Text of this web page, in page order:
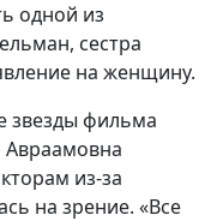
одной из
сестра
на женщину.
звезды фильма
Авраамовна
из-за
на зрение. «Все